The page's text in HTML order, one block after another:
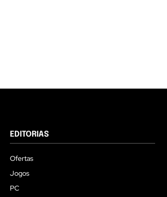
EDITORIAS
Ofertas
Jogos
PC